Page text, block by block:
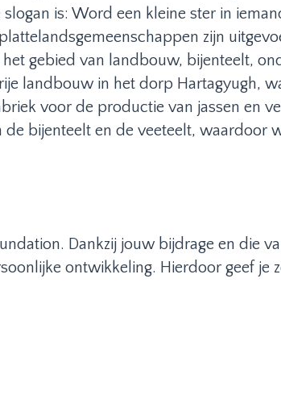
is: Word een kleine ster in
zijn
gebied van landbouw, bijenteelt,
landbouw in het dorp Hartagyugh,
voor de productie van jassen en
bijenteelt en de veeteelt, waardoor
Dankzij jouw bijdrage en die
ontwikkeling. Hierdoor geef je